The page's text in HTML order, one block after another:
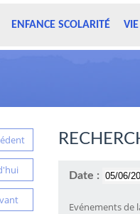
ENFANCE SCOLARITÉ
Date :
Evénements de